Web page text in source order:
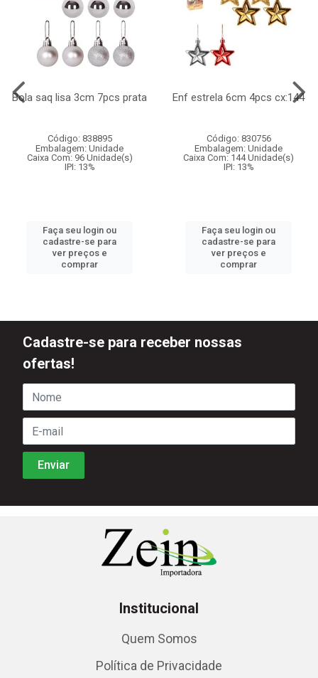
Bola saq lisa 3cm 7pcs prata
Código: 838895
Embalagem: Unidade
Caixa Com: 96 Unidade(s)
IPI: 13%
Faça seu login ou
cadastre-se para
ver preços e
comprar
Enf estrela 6cm 4pcs cx:144
Código: 830756
Embalagem: Unidade
Caixa Com: 144 Unidade(s)
IPI: 13%
Faça seu login ou
cadastre-se para
ver preços e
comprar
Cadastre-se para receber nossas
ofertas!
Institucional
Quem Somos
Política de Privacidade